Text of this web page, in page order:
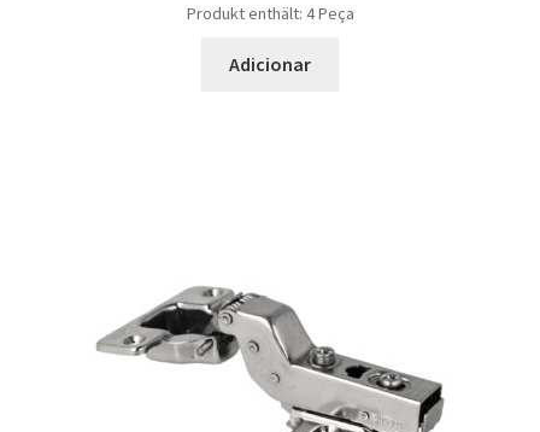
Produkt enthält: 4Peça
Adicionar